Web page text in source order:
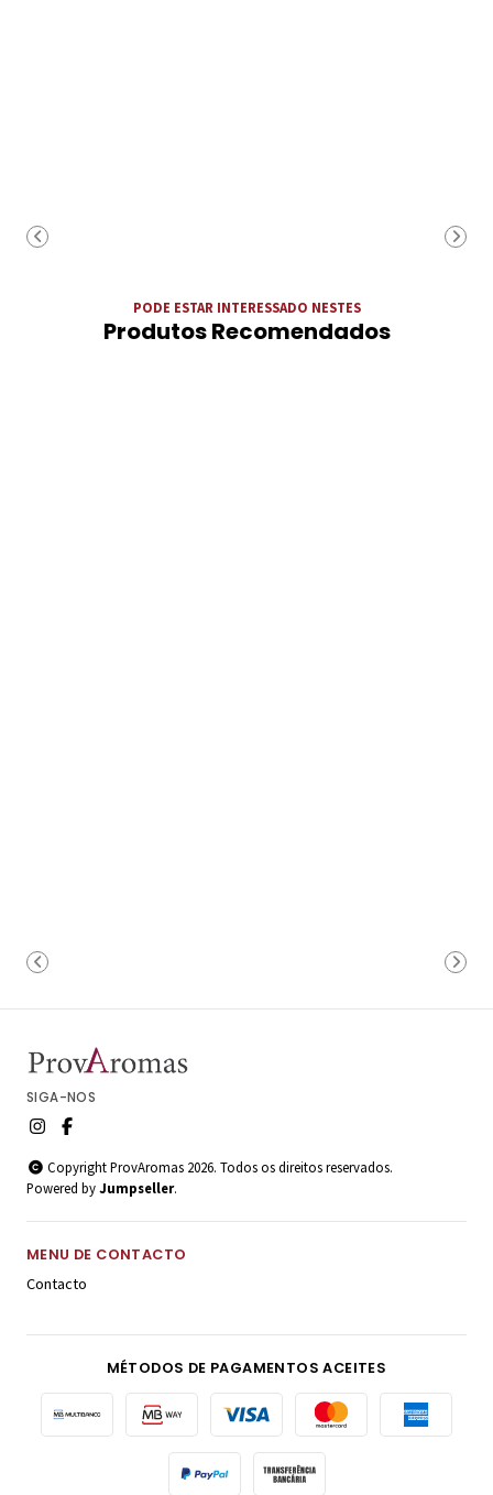
PODE ESTAR INTERESSADO NESTES
Produtos Recomendados
SIGA-NOS
Copyright ProvAromas 2026. Todos os direitos reservados.
Powered byJumpseller.
MENU DE CONTACTO
Contacto
MÉTODOS DE PAGAMENTOS ACEITES